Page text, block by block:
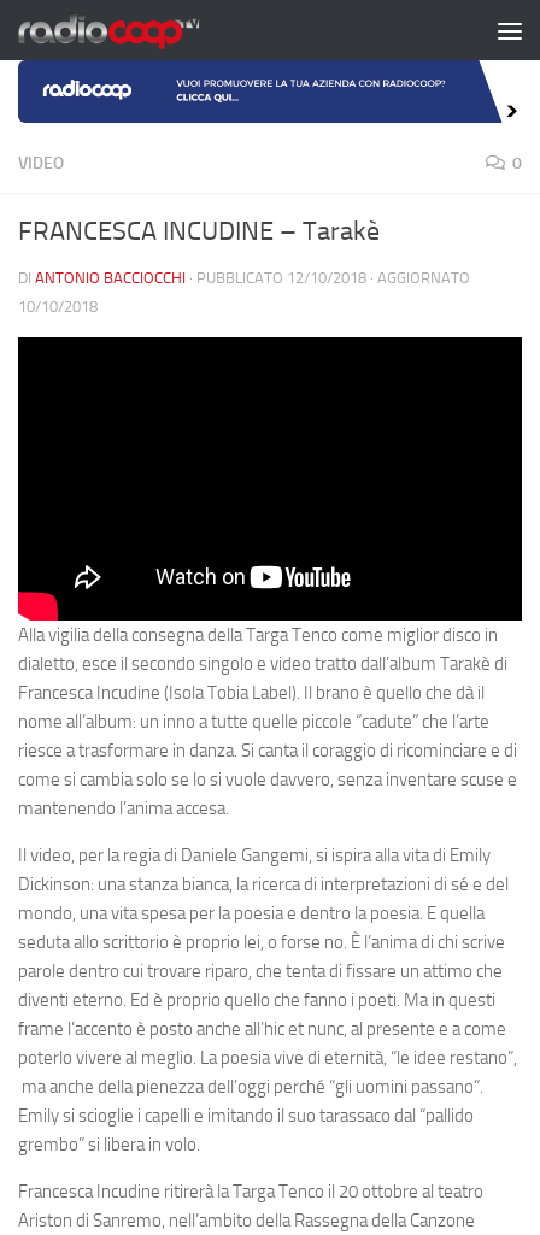
Salta al contenuto
VIDEO 0
FRANCESCA INCUDINE – Tarakè
DI ANTONIO BACCIOCCHI · PUBBLICATO 12/10/2018 · AGGIORNATO
10/10/2018
Alla vigilia della consegna della Targa Tenco come miglior disco in
dialetto, esce il secondo singolo e video tratto dall’album Tarakè di
Francesca Incudine (Isola Tobia Label). Il brano è quello che dà il
nome all’album: un inno a tutte quelle piccole “cadute” che l’arte
riesce a trasformare in danza. Si canta il coraggio di ricominciare e di
come si cambia solo se lo si vuole davvero, senza inventare scuse e
mantenendo l’anima accesa.
Il video, per la regia di Daniele Gangemi, si ispira alla vita di Emily
Dickinson: una stanza bianca, la ricerca di interpretazioni di sé e del
mondo, una vita spesa per la poesia e dentro la poesia. E quella
seduta allo scrittorio è proprio lei, o forse no. È l’anima di chi scrive
parole dentro cui trovare riparo, che tenta di fissare un attimo che
diventi eterno. Ed è proprio quello che fanno i poeti. Ma in questi
frame l’accento è posto anche all’hic et nunc, al presente e a come
poterlo vivere al meglio. La poesia vive di eternità, “le idee restano”,
ma anche della pienezza dell’oggi perché “gli uomini passano”.
Emily si scioglie i capelli e imitando il suo tarassaco dal “pallido
grembo” si libera in volo.
Francesca Incudine ritirerà la Targa Tenco il 20 ottobre al teatro
Ariston di Sanremo, nell’ambito della Rassegna della Canzone